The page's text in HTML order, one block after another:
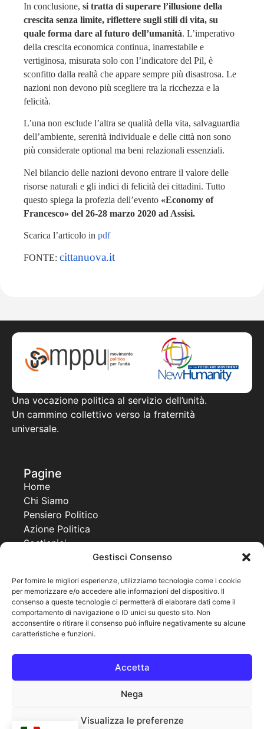
Gestisci Consenso
Per fornire le migliori esperienze, utilizziamo tecnologie come i cookie
per memorizzare e/o accedere alle informazioni del dispositivo. Il
consenso a queste tecnologie ci permetterà di elaborare dati come il
comportamento di navigazione o ID unici su questo sito. Non
acconsentire o ritirare il consenso può influire negativamente su alcune
caratteristiche e funzioni.
Accetta
Nega
Visualizza le preferenze
In conclusione, si tratta di superare l’illusione della
crescita senza limite, riflettere sugli stili di vita, su
quale forma dare al futuro dell’umanità. L’imperativo
della crescita economica continua, inarrestabile e
vertiginosa, misurata solo con l’indicatore del Pil, è
sconfitto dalla realtà che appare sempre più disastrosa. Le
nazioni non devono più scegliere tra la ricchezza e la
felicità.
L’una non esclude l’altra se qualità della vita, salvaguardia
dell’ambiente, serenità individuale e delle città non sono
più considerate optional ma beni relazionali essenziali.
Nel bilancio delle nazioni devono entrare il valore delle
risorse naturali e gli indici di felicità dei cittadini. Tutto
questo spiega la profezia dell’evento «Economy of
Francesco» del 26-28 marzo 2020 ad Assisi.
Scarica l’articolo in pdf
FONTE: cittanuova.it
Una vocazione politica al servizio dell’unità.
Un cammino collettivo verso la fraternità
universale.
Pagine
Home
Chi Siamo
Pensiero Politico
Azione Politica
Sostienici
Progetti
Together For a New Africa
United World Project
Co Governance